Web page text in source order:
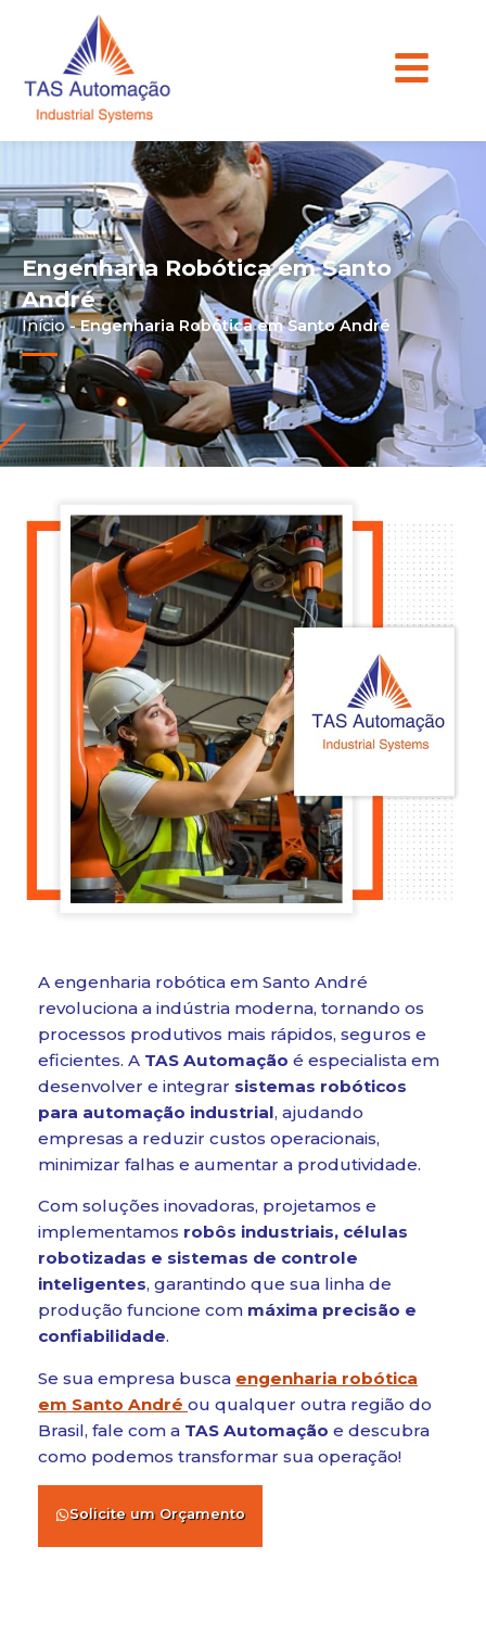
Engenharia Robótica em Santo
André
Início-Engenharia Robótica em Santo André
A engenharia robótica em Santo André
revoluciona a indústria moderna, tornando os
processos produtivos mais rápidos, seguros e
eficientes. A TAS Automação é especialista em
desenvolver e integrar sistemas robóticos
para automação industrial, ajudando
empresas a reduzir custos operacionais,
minimizar falhas e aumentar a produtividade.
Com soluções inovadoras, projetamos e
implementamos robôs industriais, células
robotizadas e sistemas de controle
inteligentes, garantindo que sua linha de
produção funcione com máxima precisão e
confiabilidade.
Se sua empresa busca engenharia robótica
em Santo André ou qualquer outra região do
Brasil, fale com a TAS Automação e descubra
como podemos transformar sua operação!
Solicite um Orçamento